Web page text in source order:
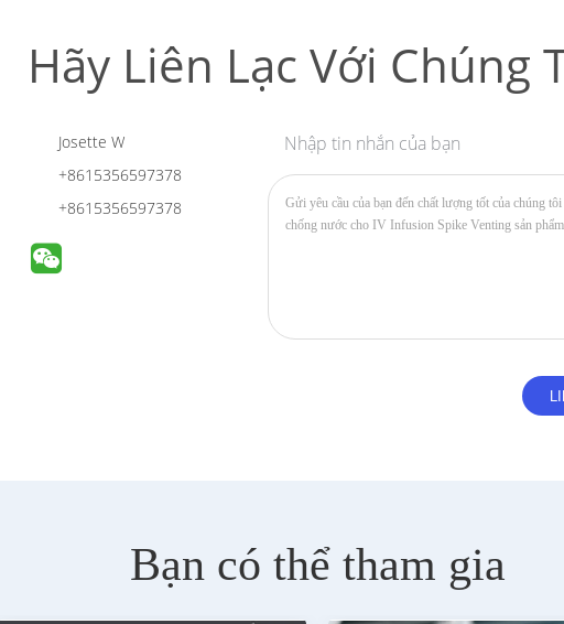
Hãy Liên Lạc Với Chúng
Josette W
+8615356597378
+8615356597378
Nhập tin nhắn của bạn
Bạn có thể tham gia